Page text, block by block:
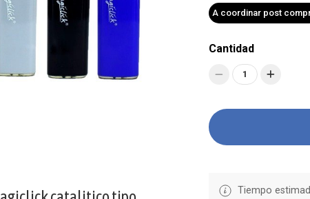
A coordinar post
Cantidad
1
Tiempo